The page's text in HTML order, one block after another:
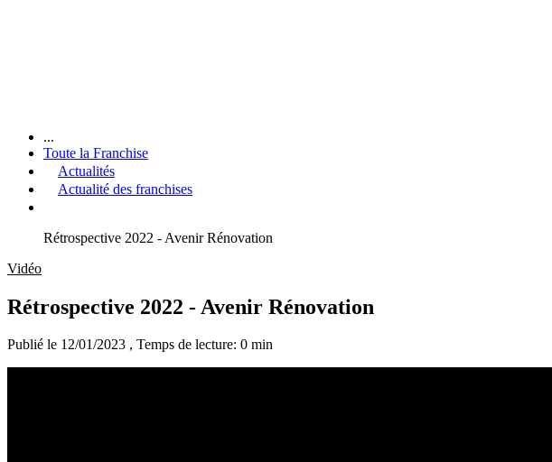
...
Toute la Franchise
Actualités
Actualité des franchises
Rétrospective 2022 - Avenir Rénovation
Vidéo
Rétrospective 2022 - Avenir Rénovation
Publié le 12/01/2023 , Temps de lecture: 0 min